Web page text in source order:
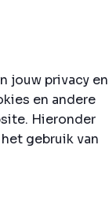
jouw privacy en
en andere
Hieronder
gebruik van